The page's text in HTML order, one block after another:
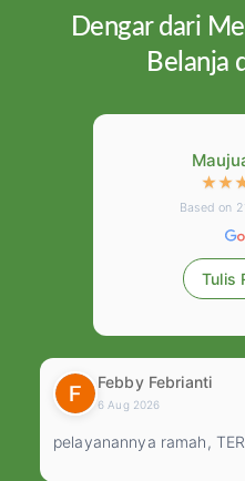
Dengar dari
Belanja
★★
Based on
Tulis
Febby Febrianti
6 Aug 2026
pelayanannya ramah,